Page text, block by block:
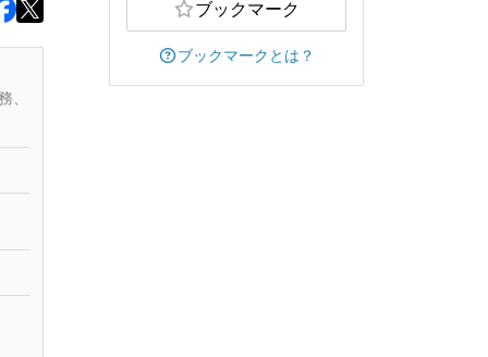
ブックマーク
ブックマークとは？